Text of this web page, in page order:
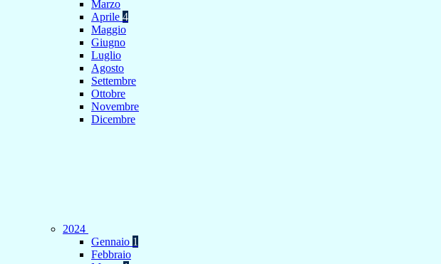
Marzo
Aprile 4
Maggio
Giugno
Luglio
Agosto
Settembre
Ottobre
Novembre
Dicembre
2024
Gennaio 1
Febbraio